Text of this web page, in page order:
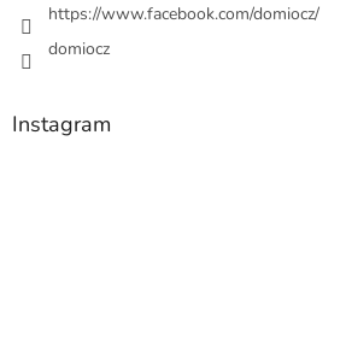
https://www.facebook.com/domiocz/
domiocz
Instagram